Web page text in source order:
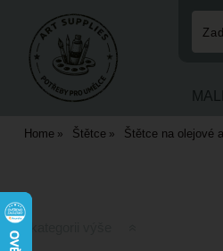
Home Štětce Štětce na olejové
O kategorii výše